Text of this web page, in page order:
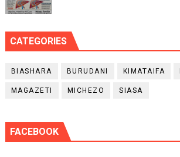
CATEGORIES
BIASHARA BURUDANI KIMATAIFA
MAGAZETI MICHEZO SIASA
FACEBOOK